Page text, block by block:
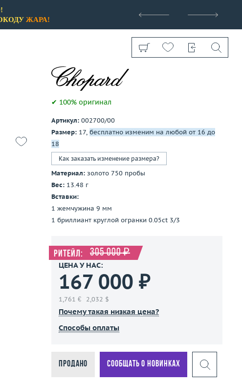
ЖАРА!
Показать все
✔ 100% оригинал
Артикул: 002700/00
Размер: 17, бесплатно изменим на любой от 16 до
18
Как заказать изменение размера?
Материал: золото 750 пробы
Вес: 13.48 г
Вставки:
1 жемчужина 9 мм
1 бриллиант круглой огранки 0.05ct 3/3
Ритейл: 305 000 ₽
ЦЕНА У НАС:
167 000 ₽
1,761 € 2,032 $
Почему такая низкая цена?
Способы оплаты
Продано Сообщать о новинках